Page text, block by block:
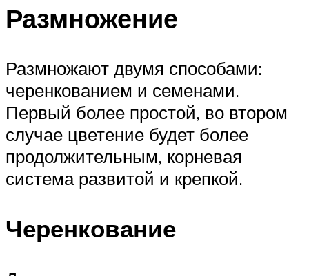
Размножение
Размножают двумя способами:
черенкованием и семенами.
Первый более простой, во втором
случае цветение будет более
продолжительным, корневая
система развитой и крепкой.
Черенкование